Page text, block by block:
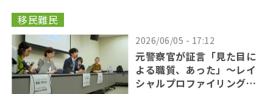
移民難民
2026/06/05 - 17:12
元警察官が証言「見た目に
よる職質、あった」〜レイ
シャルプロファイリング訴